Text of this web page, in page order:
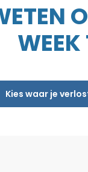
Kies waar je